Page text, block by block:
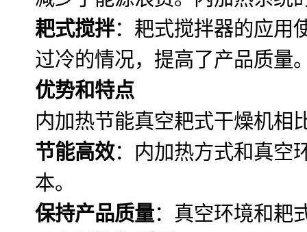
耙式搅拌：耙式搅拌器的应用
过冷的情况，提高了产品质量
优势和特点
内加热节能真空耙式干燥机相
节能高效：内加热方式和真空
本。
保持产品质量：真空环境和耙